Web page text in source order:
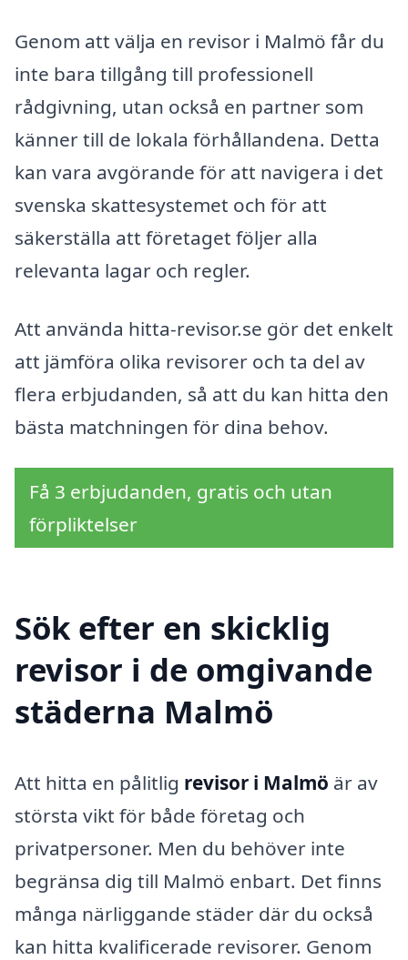
Genom att välja en revisor i Malmö får du
inte bara tillgång till professionell
rådgivning, utan också en partner som
känner till de lokala förhållandena. Detta
kan vara avgörande för att navigera i det
svenska skattesystemet och för att
säkerställa att företaget följer alla
relevanta lagar och regler.
Att använda hitta-revisor.se gör det enkelt
att jämföra olika revisorer och ta del av
flera erbjudanden, så att du kan hitta den
bästa matchningen för dina behov.
Få 3 erbjudanden, gratis och utan
förpliktelser
Sök efter en skicklig
revisor i de omgivande
städerna Malmö
Att hitta en pålitlig revisor i Malmö är av
största vikt för både företag och
privatpersoner. Men du behöver inte
begränsa dig till Malmö enbart. Det finns
många närliggande städer där du också
kan hitta kvalificerade revisorer. Genom